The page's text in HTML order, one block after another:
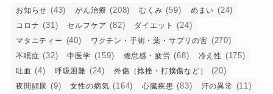
お知らせ (43) がん治療 (208) むくみ (59) めまい (24)
コロナ (31) セルフケア (82) ダイエット (24)
マタニティー (40) ワクチン・手術・薬・サプリの害 (270)
不眠症 (32) 中医学 (159) 倦怠感・疲労 (68) 冷え性 (175)
吐血 (4) 呼吸困難 (24) 外傷（捻挫・打撲傷など） (20)
夜間頻尿 (9) 女性の病気 (164) 心臓疾患 (83) 汗の異常 (11)